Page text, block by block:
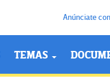
Anúnciate
TEMAS